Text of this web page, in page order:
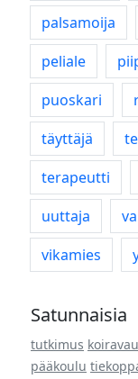
palsamoija
peliale
puoskari
täyttäjä
terapeutti
uuttaja
vikamies
Satunnaisia
tutkimus
pääkoulu